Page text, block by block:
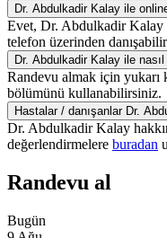
Dr. Abdulkadir Kalay ile
Evet, Dr. Abdulkadir Kalay
telefon üzerinden
Dr. Abdulkadir Kalay ile
Randevu almak için yukarı
bölümünü kullanabilirsiniz.
Hastalar / danışanlar Dr.
Dr. Abdulkadir Kalay
değerlendirmelere buradan
Randevu al
Bugün